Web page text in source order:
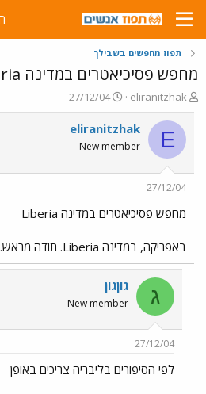
תפוז מחפשים בשבילך
מחפש פסיכיאטרים במדינה Liberia
פ
ו
ת
ח
ה
ש
א
eliranitzhak
פ
ו
ר
ם
ר
27/12/04
E
eliranitzhak
New member
27/12/04
מחפש פסיכיאטרים במדינה Liberia
באפריקה, במדינה Liberia. תודה מראש.
ג גוןגון
New member
27/12/04
לפי הסיפורים בליבריה צריכים באופן